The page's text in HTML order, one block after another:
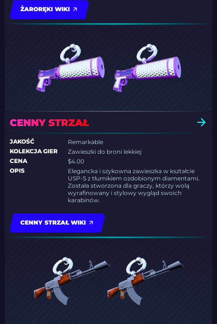
ŻARORĘKI WIKI
CENNY STRZAŁ
JAKOŚĆ
Remarkable
KOLEKCJA GIER
Zawieszki do broni lekkiej
CENA
$4.00
OPIS
Elegancka i szykowna zawieszka w kształcie
USP-S z tłumikiem ozdobionym diamentami.
Została stworzona dla graczy, którzy wolą
wyrafinowany i stylowy wygląd swoich
karabinów.
CENNY STRZAŁ WIKI